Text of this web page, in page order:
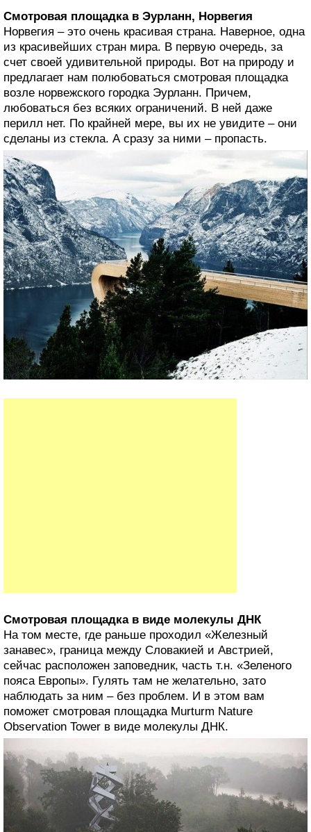
Смотровая площадка в Эурланн, Норвегия
Норвегия – это очень красивая страна. Наверное, одна
из красивейших стран мира. В первую очередь, за
счет своей удивительной природы. Вот на природу и
предлагает нам полюбоваться смотровая площадка
возле норвежского городка Эурланн. Причем,
любоваться без всяких ограничений. В ней даже
перилл нет. По крайней мере, вы их не увидите – они
сделаны из стекла. А сразу за ними – пропасть.
Смотровая площадка в виде молекулы ДНК
На том месте, где раньше проходил «Железный
занавес», граница между Словакией и Австрией,
сейчас расположен заповедник, часть т.н. «Зеленого
пояса Европы». Гулять там не желательно, зато
наблюдать за ним – без проблем. И в этом вам
поможет смотровая площадка Murturm Nature
Observation Tower в виде молекулы ДНК.